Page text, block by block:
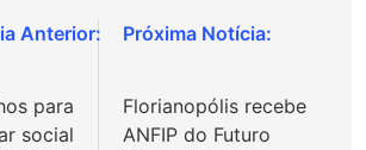
para
social
Florianopólis recebe
ANFIP do Futuro